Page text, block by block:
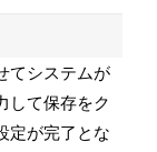
てシステムが
して保存をク
定が完了とな